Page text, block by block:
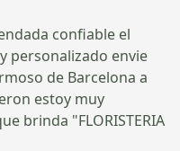
confiable el
personalizado envie
de Barcelona a
estoy muy
brinda "FLORISTERIA